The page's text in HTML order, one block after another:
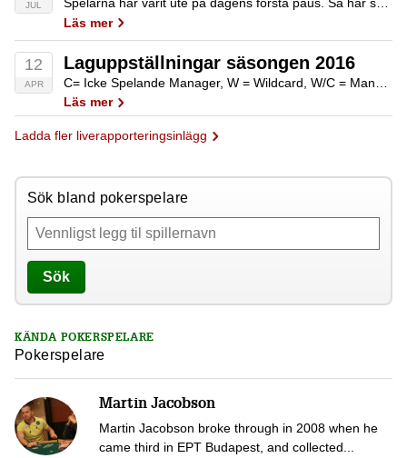
JUL
Spelarna har varit ute på dagens första paus. Så här ser svenskläget ut efter en spelad period: Christopher Andler, 58 000Alexander Ivarsson, 56 000Johan Sirbäck, 50 000Simon Brändström, 46 000Mattias Jorstedt, 36 000 Dagens fält är som väntat markant större…
Läs mer
12
APR
Laguppställningar säsongen 2016
Läs mer
Ladda fler liverapporteringsinlägg
Sök bland pokerspelare
Sök
KÄNDA POKERSPELARE
Pokerspelare
Martin Jacobson
Martin Jacobson broke through in 2008 when he
came third in EPT Budapest, and collected...